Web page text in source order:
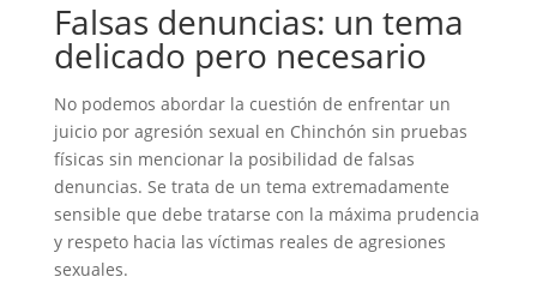
Falsas denuncias: un tema
delicado pero necesario
No podemos abordar la cuestión de enfrentar un
juicio por agresión sexual en Chinchón sin pruebas
físicas sin mencionar la posibilidad de falsas
denuncias. Se trata de un tema extremadamente
sensible que debe tratarse con la máxima prudencia
y respeto hacia las víctimas reales de agresiones
sexuales.